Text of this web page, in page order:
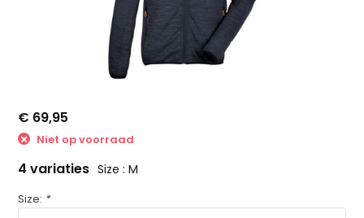
€ 69,95
Niet op voorraad
4 variaties Size : M
Size: *